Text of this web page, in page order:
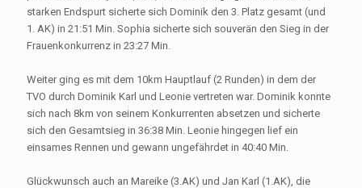
starken Endspurt sicherte sich Dominik den 3. Platz gesamt (und
1. AK) in 21:51 Min. Sophia sicherte sich souverän den Sieg in der
Frauenkonkurrenz in 23:27 Min.
Weiter ging es mit dem 10km Hauptlauf (2 Runden) in dem der
TVO durch Dominik Karl und Leonie vertreten war. Dominik konnte
sich nach 8km von seinem Konkurrenten absetzen und sicherte
sich den Gesamtsieg in 36:38 Min. Leonie hingegen lief ein
einsames Rennen und gewann ungefährdet in 40:40 Min.
Glückwunsch auch an Mareike (3.AK) und Jan Karl (1.AK), die